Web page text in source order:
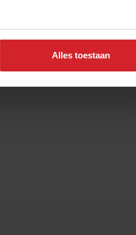
Alles toestaan